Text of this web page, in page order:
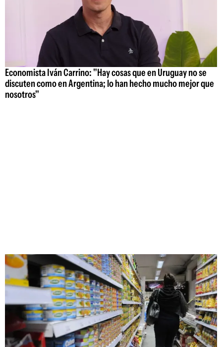
Economista Iván Carrino: "Hay cosas que en Uruguay no se
discuten como en Argentina; lo han hecho mucho mejor que
nosotros"